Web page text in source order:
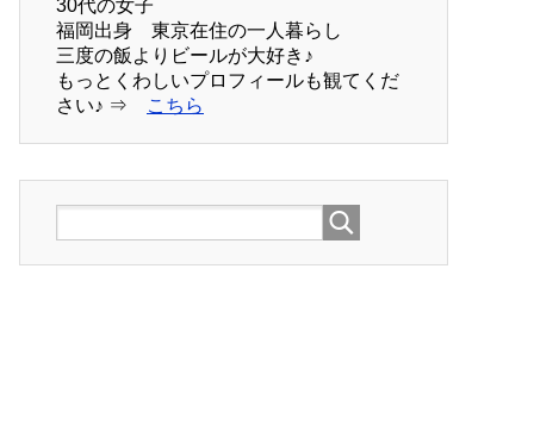
30代の女子
福岡出身 東京在住の一人暮らし
三度の飯よりビールが大好き♪
もっとくわしいプロフィールも観てくだ
さい♪ ⇒
こちら